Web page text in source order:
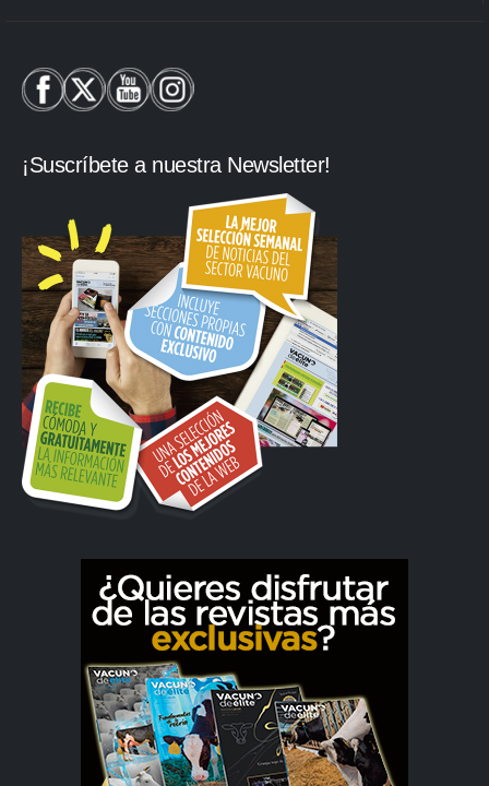
¡Suscríbete a nuestra Newsletter!